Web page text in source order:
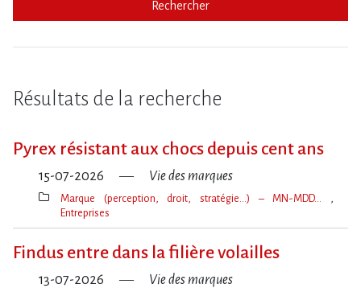
Rechercher
Résultats de la recherche
Pyrex résistant aux chocs depuis cent ans
15-07-2026 Vie des marques
Thèmes(s)
Marque (perception, droit, stratégie…) – MN-MDD…
Entreprises
Findus entre dans la filière volailles
13-07-2026 Vie des marques